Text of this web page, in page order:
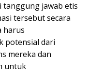
tanggung jawab etis
tersebut secara
harus
potensial dari
mereka dan
untuk